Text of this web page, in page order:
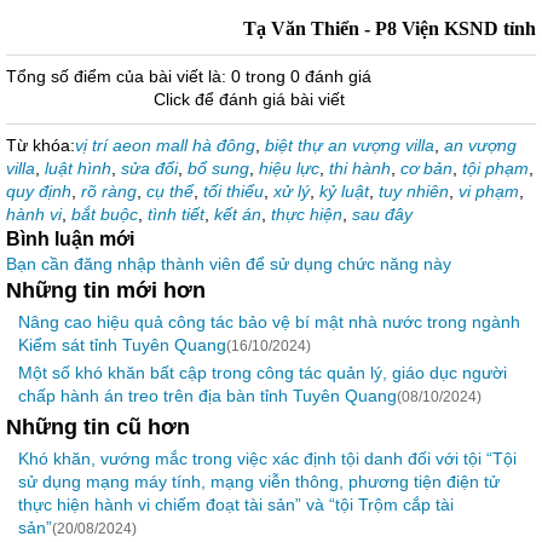
Tạ Văn Thiển - P8 Viện KSND tỉnh
Tổng số điểm của bài viết là: 0 trong 0 đánh giá
Click để đánh giá bài viết
Từ khóa:vị trí aeon mall hà đông biệt thự an vượng villa an vượng
villa luật hình sửa đổi, bổ sung hiệu lực thi hành cơ bản tội phạm
quy định rõ ràng cụ thể, tối thiểu xử lý, kỷ luật, tuy nhiên vi phạm
hành vi, bắt buộc tình tiết, kết án thực hiện sau đây
Bình luận mới
Bạn cần đăng nhập thành viên để sử dụng chức năng này
Những tin mới hơn
Nâng cao hiệu quả công tác bảo vệ bí mật nhà nước trong ngành
Kiểm sát tỉnh Tuyên Quang(16/10/2024)
Một số khó khăn bất cập trong công tác quản lý, giáo dục người
chấp hành án treo trên địa bàn tỉnh Tuyên Quang(08/10/2024)
Những tin cũ hơn
Khó khăn, vướng mắc trong việc xác định tội danh đối với tội “Tội
sử dụng mạng máy tính, mạng viễn thông, phương tiện điện tử
thực hiện hành vi chiếm đoạt tài sản” và “tội Trộm cắp tài
sản”(20/08/2024)